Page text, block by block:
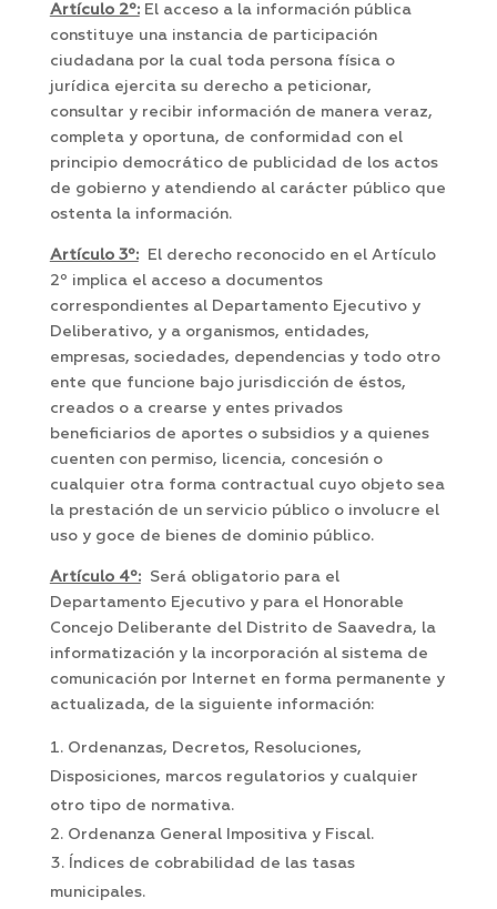
Artículo 2º:El acceso a la información pública
constituye una instancia de participación
ciudadana por la cual toda persona física o
jurídica ejercita su derecho a peticionar,
consultar y recibir información de manera veraz,
completa y oportuna, de conformidad con el
principio democrático de publicidad de los actos
de gobierno y atendiendo al carácter público que
ostenta la información.
Artículo 3º:El derecho reconocido en el Artículo
2º implica el acceso a documentos
correspondientes al Departamento Ejecutivo y
Deliberativo, y a organismos, entidades,
empresas, sociedades, dependencias y todo otro
ente que funcione bajo jurisdicción de éstos,
creados o a crearse y entes privados
beneficiarios de aportes o subsidios y a quienes
cuenten con permiso, licencia, concesión o
cualquier otra forma contractual cuyo objeto sea
la prestación de un servicio público o involucre el
uso y goce de bienes de dominio público.
Artículo 4º:Será obligatorio para el
Departamento Ejecutivo y para el Honorable
Concejo Deliberante del Distrito de Saavedra, la
informatización y la incorporación al sistema de
comunicación por Internet en forma permanente y
actualizada, de la siguiente información:
Ordenanzas, Decretos, Resoluciones,
Disposiciones, marcos regulatorios y cualquier
otro tipo de normativa.
Ordenanza General Impositiva y Fiscal.
Índices de cobrabilidad de las tasas
municipales.